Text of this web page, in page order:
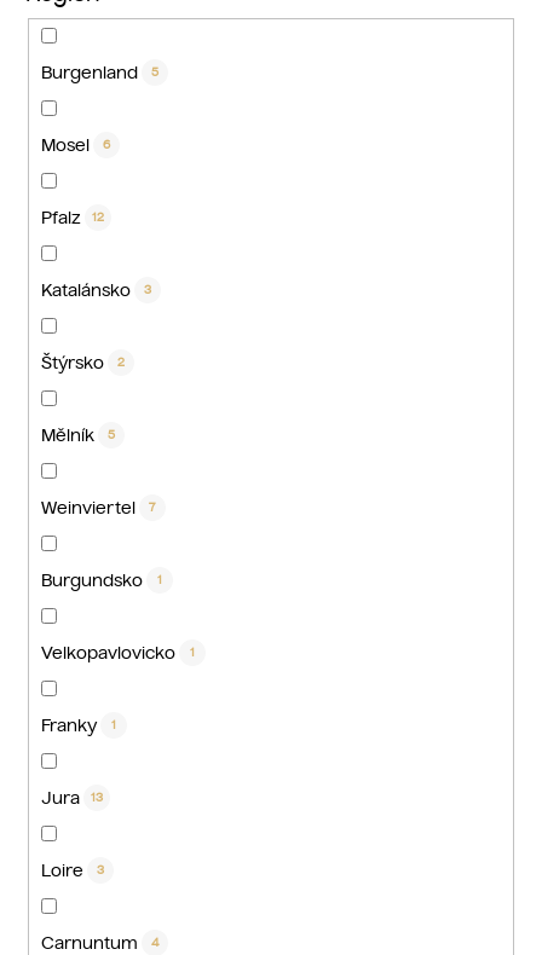
Burgenland 5
Mosel 6
Pfalz 12
Katalánsko 3
Štýrsko 2
Mělník 5
Weinviertel 7
Burgundsko 1
Velkopavlovicko 1
Franky 1
Jura 13
Loire 3
Carnuntum 4